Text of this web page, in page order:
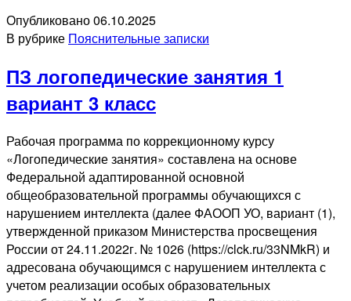
1
3
Опубликовано06.10.2025
В рубрике Пояснительные записки
ПЗ логопедические занятия 1
вариант 3 класс
Рабочая программа по коррекционному курсу
«Логопедические занятия» составлена на основе
Федеральной адаптированной основной
общеобразовательной программы обучающихся с
нарушением интеллекта (далее ФАООП УО, вариант (1),
утвержденной приказом Министерства просвещения
России от 24.11.2022г. № 1026 (https://clck.ru/33NMkR) и
адресована обучающимся с нарушением интеллекта с
учетом реализации особых образовательных